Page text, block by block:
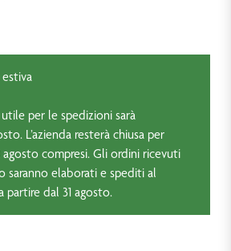
per le spedizioni sarà
L’azienda resterà chiusa per
compresi. Gli ordini ricevuti
saranno elaborati e spediti al
partire dal 31 agosto.